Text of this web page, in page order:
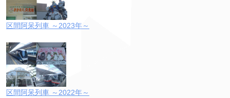
区間阿呆列車 ～2023年～
区間阿呆列車 ～2022年～